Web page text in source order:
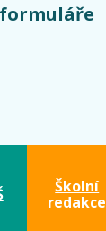
Školní
redakce